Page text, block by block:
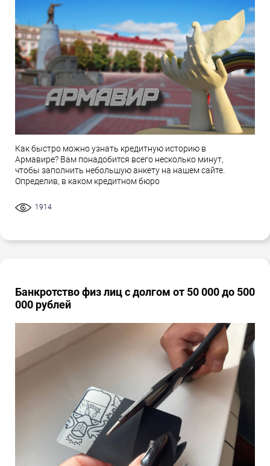
Как быстро можно узнать кредитную историю в
Армавире? Вам понадобится всего несколько минут,
чтобы заполнить небольшую анкету на нашем сайте.
Определив, в каком кредитном бюро
1914
Банкротство физ лиц с долгом от 50 000 до 500
000 рублей